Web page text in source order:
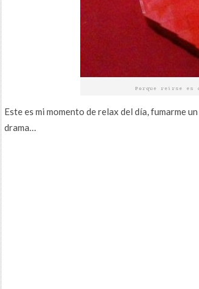
Este es mi momento de relax del día, fumarme
drama…